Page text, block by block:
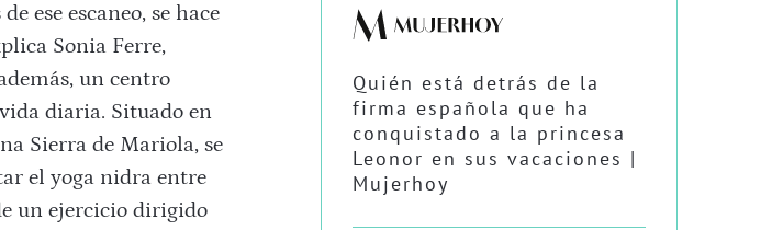
ese escaneo, se hace
Sonia Ferre,
un centro
diaria. Situado en
Sierra de Mariola, se
el yoga nidra entre
un ejercicio dirigido
Quién está detrás de la
firma española que ha
conquistado a la princesa
Leonor en sus vacaciones |
Mujerhoy